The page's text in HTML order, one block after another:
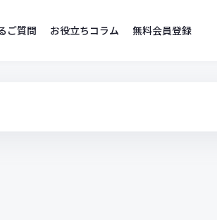
ご質問 お役立ちコラム 無料会員登録